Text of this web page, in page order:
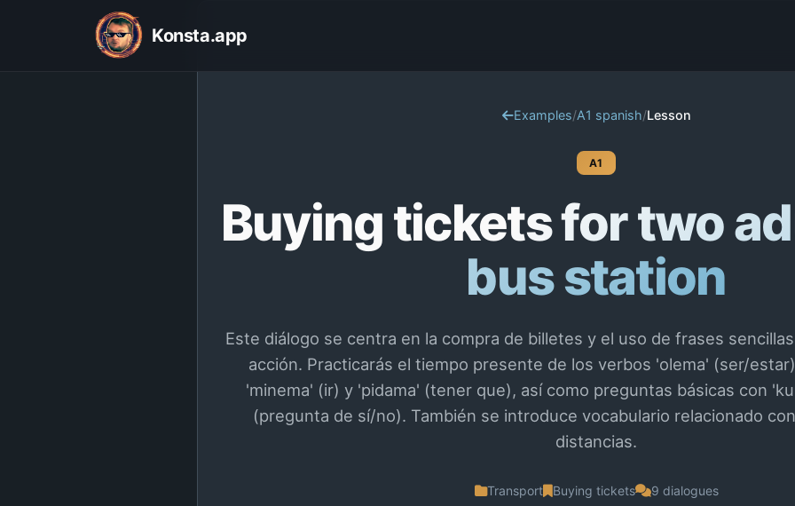
Konsta.app
Examples/A1 spanish/Lesson
A1
Buying tickets for two
bus station
Este diálogo se centra en la compra de billetes y el uso de frases
acción. Practicarás el tiempo presente de los verbos 'olema' (ser/
'minema' (ir) y 'pidama' (tener que), así como preguntas básicas con
(pregunta de sí/no). También se introduce vocabulario relacionado
distancias.
Transport Buying tickets 9 dialogues